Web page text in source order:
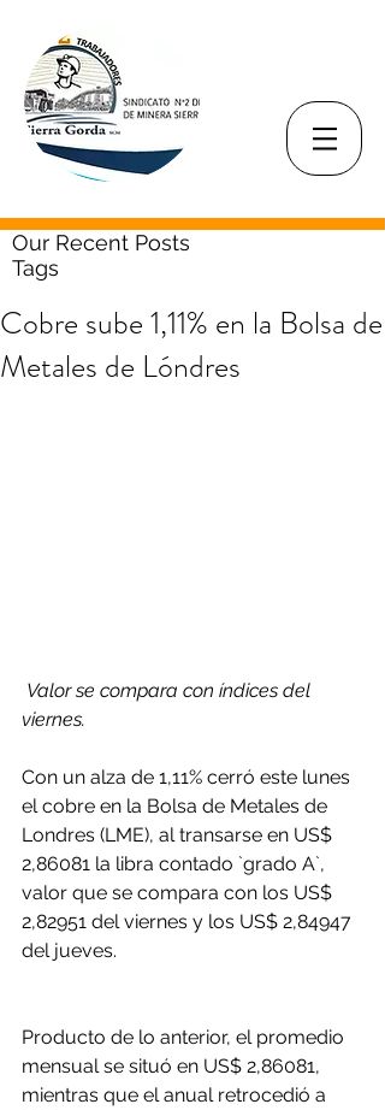
Our Recent Posts
Tags
Cobre sube 1,11% en la Bolsa de
Metales de Lóndres
viernes.
Con un alza de 1,11% cerró este lunes
el cobre en la Bolsa de Metales de
Londres (LME), al transarse en US$
2,86081 la libra contado `grado A`,
valor que se compara con los US$
2,82951 del viernes y los US$ 2,84947
del jueves.
Producto de lo anterior, el promedio
mensual se situó en US$ 2,86081,
mientras que el anual retrocedió a